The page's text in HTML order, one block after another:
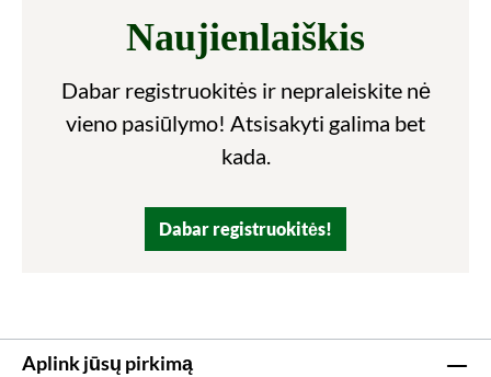
Naujienlaiškis
Dabar registruokitės ir nepraleiskite nė
vieno pasiūlymo! Atsisakyti galima bet
kada.
Dabar registruokitės!
Aplink jūsų pirkimą